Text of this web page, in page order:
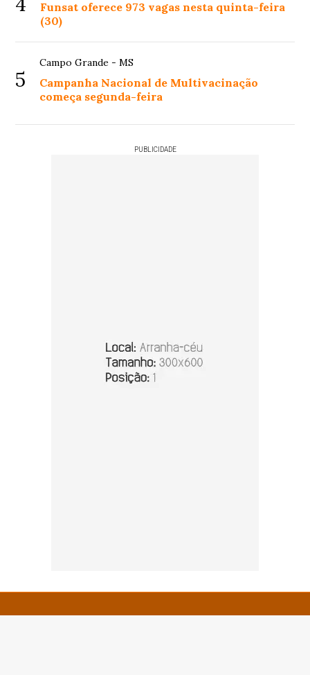
Funsat oferece 973 vagas nesta quinta-feira
(30)
5
Campo Grande - MS
Campanha Nacional de Multivacinação
começa segunda-feira
PUBLICIDADE